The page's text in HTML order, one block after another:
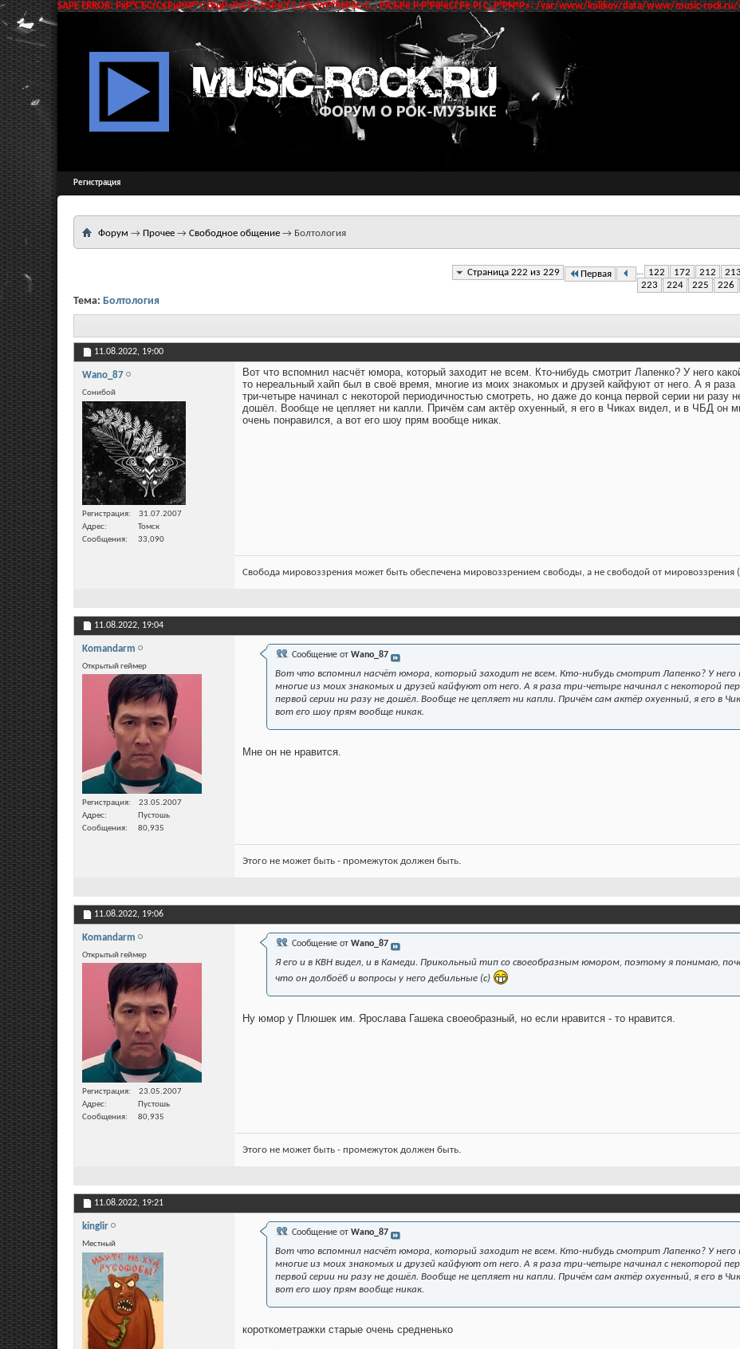
SAPE ERROR: РќР°СЂСѓС€РµРЅР° С†РµР»РѕСЃС‚РЅРѕСЃС‚СЊ РґР°РЅРЅС‹С… РїСЂРё Р·Р°РїРёСЃРё РІ С„Р°Р№Р»: /var/www/kulikov/data/www/music-
Регистрация
Форум → Прочее → Свободное общение → Болтология
Страница 222 из 229 Первая ... 122 172 212 213
223
224 225 226
Тема: Болтология
11.08.2022, 19:00
Wano_87
Сонибой
Регистрация
31.07.2007
Адрес
Томск
Сообщения
33,090
Вот что вспомнил насчёт юмора, который заходит не всем. Кто-нибудь смотрит Лапенко? У него
то нереальный хайп был в своё время, многие из моих знакомых и друзей кайфуют от него. А я раза
три-четыре начинал с некоторой периодичностью смотреть, но даже до конца первой серии ни разу
дошёл. Вообще не цепляет ни капли. Причём сам актёр охуенный, я его в Чиках видел, и в ЧБД он
очень понравился, а вот его шоу прям вообще никак.
Свобода мировоззрения может быть обеспечена мировоззрением свободы, а не свободой от мировоззрения
11.08.2022, 19:04
Komandarm
Открытый геймер
Регистрация
23.05.2007
Адрес
Пустошь
Сообщения
80,935
Сообщение от Wano_87
Вот что вспомнил насчёт юмора, который заходит не всем. Кто-нибудь смотрит Лапенко? У него
многие из моих знакомых и друзей кайфуют от него. А я раза три-четыре начинал с некоторой
первой серии ни разу не дошёл. Вообще не цепляет ни капли. Причём сам актёр охуенный, я его в
вот его шоу прям вообще никак.
Мне он не нравится.
Этого не может быть - промежуток должен быть.
11.08.2022, 19:06
Komandarm
Открытый геймер
Регистрация
23.05.2007
Адрес
Пустошь
Сообщения
80,935
Сообщение от Wano_87
Я его и в КВН видел, и в Камеди. Прикольный тип со своеобразным юмором, поэтому я понимаю,
что он долбоёб и вопросы у него дебильные (с)
Ну юмор у Плюшек им. Ярослава Гашека своеобразный, но если нравится - то нравится.
Этого не может быть - промежуток должен быть.
11.08.2022, 19:21
kinglir
Местный
Сообщение от Wano_87
Вот что вспомнил насчёт юмора, который заходит не всем. Кто-нибудь смотрит Лапенко? У него
многие из моих знакомых и друзей кайфуют от него. А я раза три-четыре начинал с некоторой
первой серии ни разу не дошёл. Вообще не цепляет ни капли. Причём сам актёр охуенный, я его в
вот его шоу прям вообще никак.
короткометражки старые очень средненько